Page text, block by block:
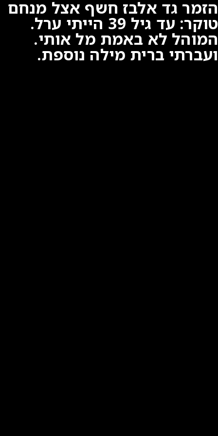
הזמר גד אלבז חשף אצל מנחם
טוקר: עד גיל 39 הייתי ערל.
המוהל לא באמת מל אותי.
ועברתי ברית מילה נוספת.